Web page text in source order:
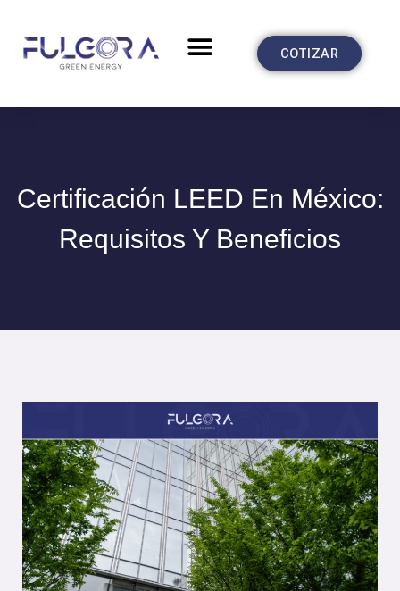
contenido
Menu COTIZAR
Certificación LEED En México:
Requisitos Y Beneficios